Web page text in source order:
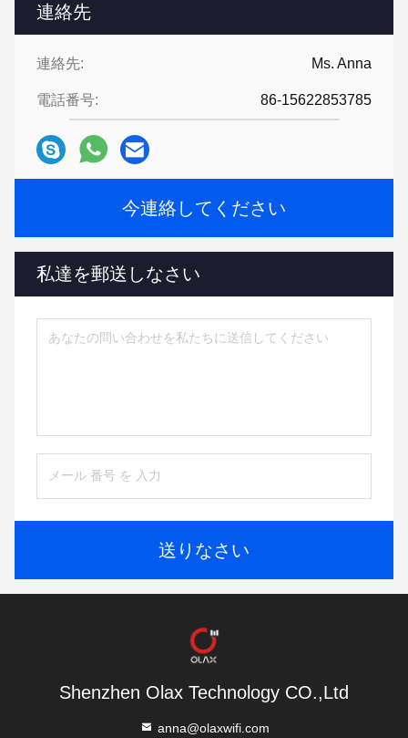
連絡先
連絡先: Ms. Anna
電話番号: 86-15622853785
今連絡してください
私達を郵送しなさい
送りなさい
Shenzhen Olax Technology CO.,Ltd
anna@olaxwifi.com